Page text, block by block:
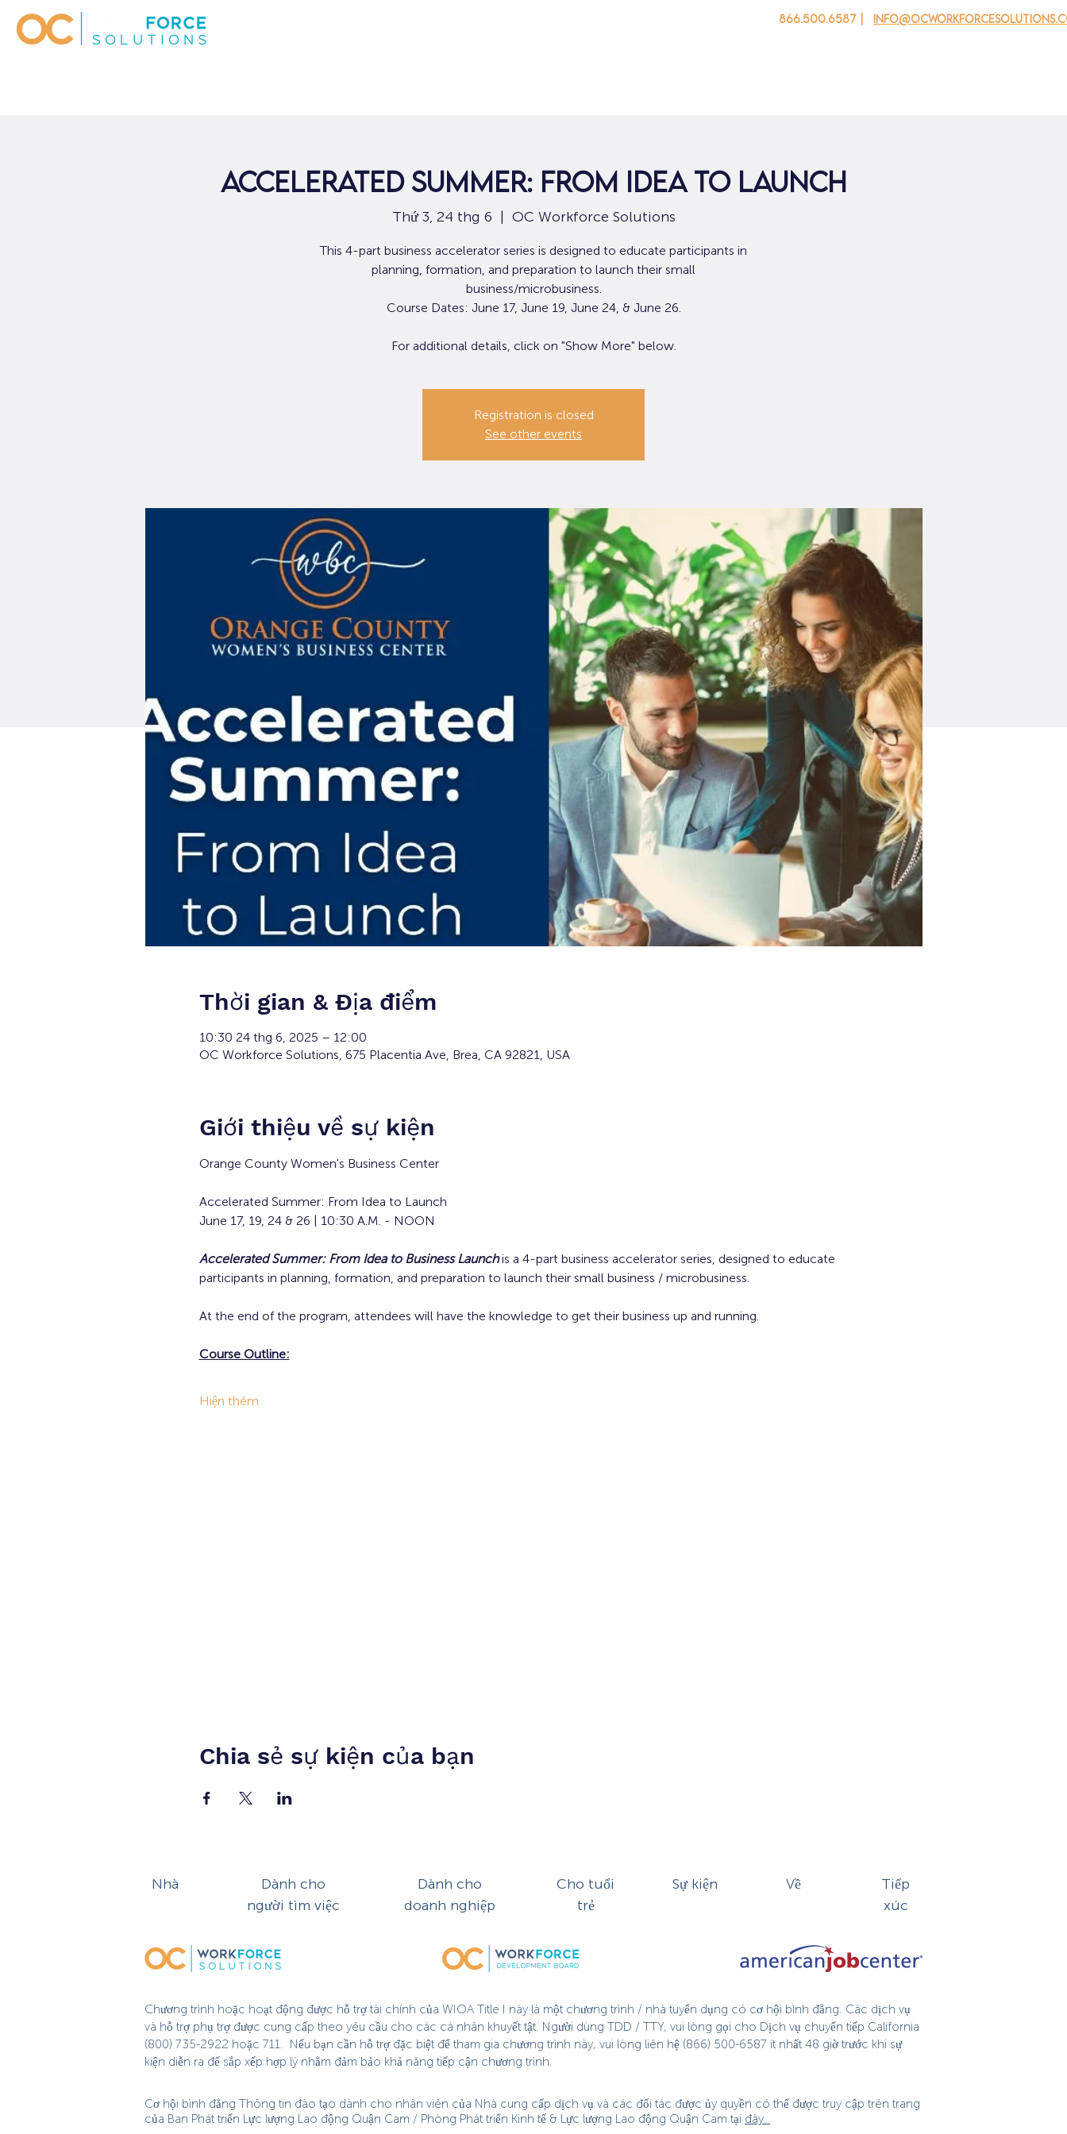
866.500.6587 |
Accelerated Summer: From Idea to Launch
Thứ 3, 24 thg 6
  |
OC Workforce Solutions
This 4-part business accelerator series is designed to educate participants in
planning, formation, and preparation to launch their small
business/microbusiness.
Course Dates: June 17, June 19, June 24, & June 26.
For additional details, click on "Show More" below.
Registration is closed
See other events
Thời gian & Địa điểm
10:30 24 thg 6, 2025 – 12:00
OC Workforce Solutions, 675 Placentia Ave, Brea, CA 92821, USA
Giới thiệu về sự kiện
Orange County Women's Business Center
Accelerated Summer: From Idea to Launch
June 17, 19, 24 & 26 | 10:30 A.M. - NOON
Accelerated Summer: From Idea to Business Launch is a 4-part business accelerator series, designed to educate
participants in planning, formation, and preparation to launch their small business / microbusiness.
At the end of the program, attendees will have the knowledge to get their business up and running.
Course Outline:
Hiện thêm
Chia sẻ sự kiện của bạn
Nhà
Dành cho
người tìm việc
Dành cho
doanh nghiệp
Cho tuổi
trẻ
Sự kiện Về
Tiếp
xúc
Chương trình hoặc hoạt động được hỗ trợ tài chính của WIOA Title I này là một chương trình / nhà tuyển dụng có cơ hội bình đẳng. Các dịch vụ
và hỗ trợ phụ trợ được cung cấp theo yêu cầu cho các cá nhân khuyết tật. Người dùng TDD / TTY, vui lòng gọi cho Dịch vụ chuyển tiếp California
(800) 735-2922 hoặc 711. Nếu bạn cần hỗ trợ đặc biệt để tham gia chương trình này, vui lòng liên hệ (866) 500-6587 ít nhất 48 giờ trước khi sự
kiện diễn ra để sắp xếp hợp lý nhằm đảm bảo khả năng tiếp cận chương trình.
Cơ hội bình đẳng Thông tin đào tạo dành cho nhân viên của Nhà cung cấp dịch vụ và các đối tác được ủy quyền có thể được truy cập trên trang
của Ban Phát triển Lực lượng Lao động Quận Cam / Phòng Phát triển Kinh tế & Lực lượng Lao động Quận Cam tại đây.